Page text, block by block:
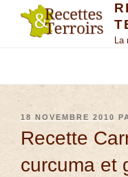
La
18 NOVEMBRE 2010
Recette
curcuma et